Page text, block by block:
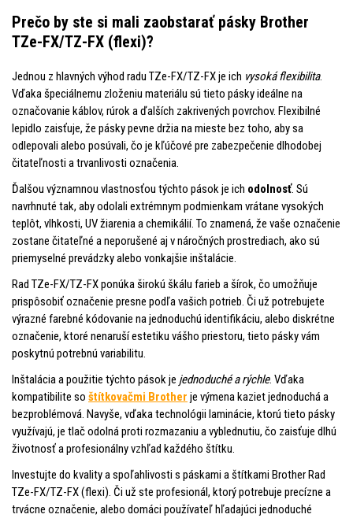
Prečo by ste si mali zaobstarať pásky Brother
TZe-FX/TZ-FX (flexi)?
Jednou z hlavných výhod radu TZe-FX/TZ-FX je ich vysoká flexibilita.
Vďaka špeciálnemu zloženiu materiálu sú tieto pásky ideálne na
označovanie káblov, rúrok a ďalších zakrivených povrchov. Flexibilné
lepidlo zaisťuje, že pásky pevne držia na mieste bez toho, aby sa
odlepovali alebo posúvali, čo je kľúčové pre zabezpečenie dlhodobej
čitateľnosti a trvanlivosti označenia.
Ďalšou významnou vlastnosťou týchto pások je ich odolnosť. Sú
navrhnuté tak, aby odolali extrémnym podmienkam vrátane vysokých
teplôt, vlhkosti, UV žiarenia a chemikálií. To znamená, že vaše označenie
zostane čitateľné a neporušené aj v náročných prostrediach, ako sú
priemyselné prevádzky alebo vonkajšie inštalácie.
Rad TZe-FX/TZ-FX ponúka širokú škálu farieb a šírok, čo umožňuje
prispôsobiť označenie presne podľa vašich potrieb. Či už potrebujete
výrazné farebné kódovanie na jednoduchú identifikáciu, alebo diskrétne
označenie, ktoré nenaruší estetiku vášho priestoru, tieto pásky vám
poskytnú potrebnú variabilitu.
Inštalácia a použitie týchto pások je jednoduché a rýchle. Vďaka
kompatibilite so štítkovačmi Brother je výmena kaziet jednoduchá a
bezproblémová. Navyše, vďaka technológii laminácie, ktorú tieto pásky
využívajú, je tlač odolná proti rozmazaniu a vyblednutiu, čo zaisťuje dlhú
životnosť a profesionálny vzhľad každého štítku.
Investujte do kvality a spoľahlivosti s páskami a štítkami Brother Rad
TZe-FX/TZ-FX (flexi). Či už ste profesionál, ktorý potrebuje precízne a
trvácne označenie, alebo domáci používateľ hľadajúci jednoduché